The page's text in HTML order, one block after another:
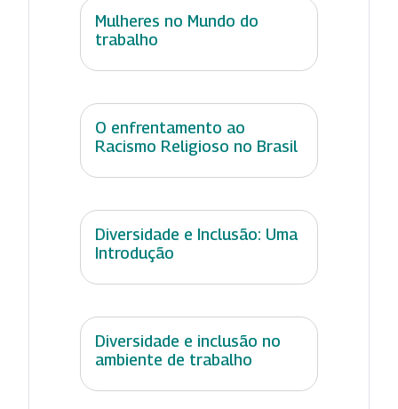
Mulheres no Mundo do
trabalho
O enfrentamento ao
Racismo Religioso no Brasil
Diversidade e Inclusão: Uma
Introdução
Diversidade e inclusão no
ambiente de trabalho